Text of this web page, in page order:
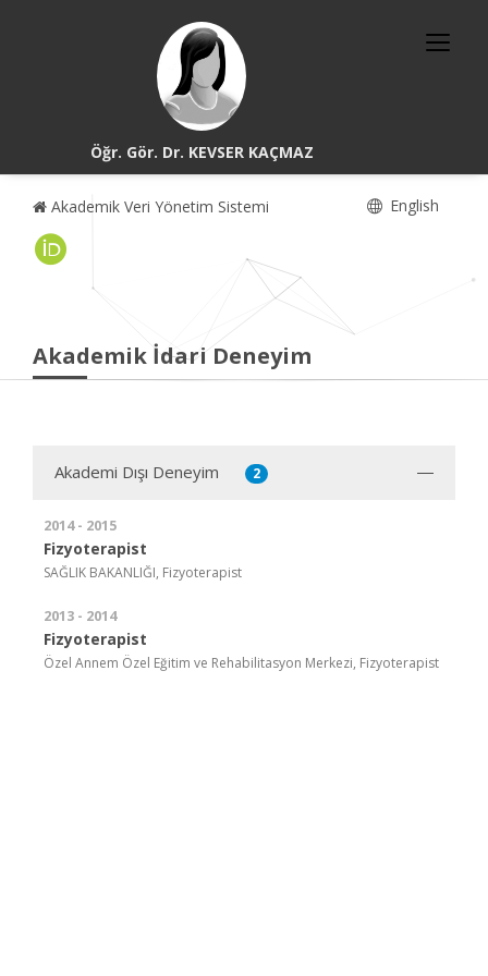
Öğr. Gör. Dr. KEVSER KAÇMAZ
Akademik Veri Yönetim Sistemi English
Akademik İdari Deneyim
Akademi Dışı Deneyim 2
2014 - 2015
Fizyoterapist
SAĞLIK BAKANLIĞI, Fizyoterapist
2013 - 2014
Fizyoterapist
Özel Annem Özel Eğitim ve Rehabilitasyon Merkezi, Fizyoterapist